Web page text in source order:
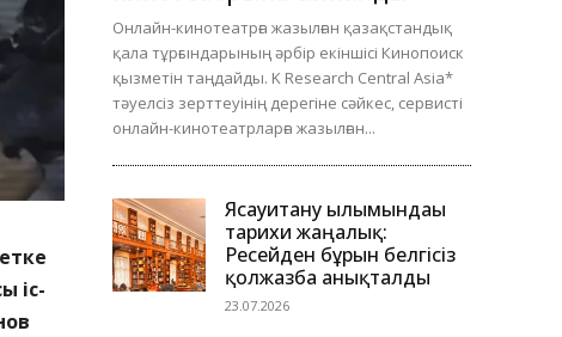
іс-
Онлайн-кинотеатрға жазылған қазақстандық
қала тұрғындарының әрбір екіншісі Кинопоиск
қызметін таңдайды. K Research Central Asia*
тәуелсіз зерттеуінің дерегіне сәйкес, сервисті
онлайн-кинотеатрларға жазылған...
Ясауитану ғылымындағы
тарихи жаңалық:
Ресейден бұрын белгісіз
қолжазба анықталды
23.07.2026